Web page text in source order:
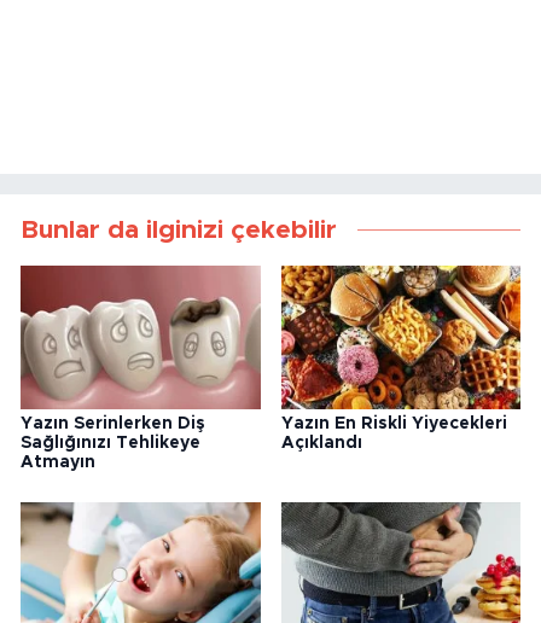
Bunlar da ilginizi çekebilir
Yazın Serinlerken Diş
Sağlığınızı Tehlikeye
Atmayın
Yazın En Riskli Yiyecekleri
Açıklandı